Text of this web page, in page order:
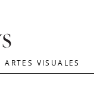
VISUALES